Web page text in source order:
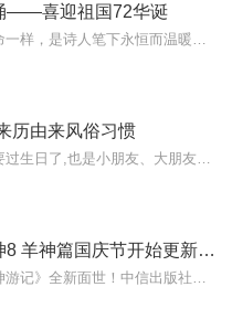
——喜迎祖国72华诞
历由来风俗习惯
小猪屏蓬十二生肖神8 羊神篇国庆节开始更新啦！